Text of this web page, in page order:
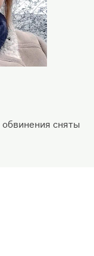
обвинения сняты